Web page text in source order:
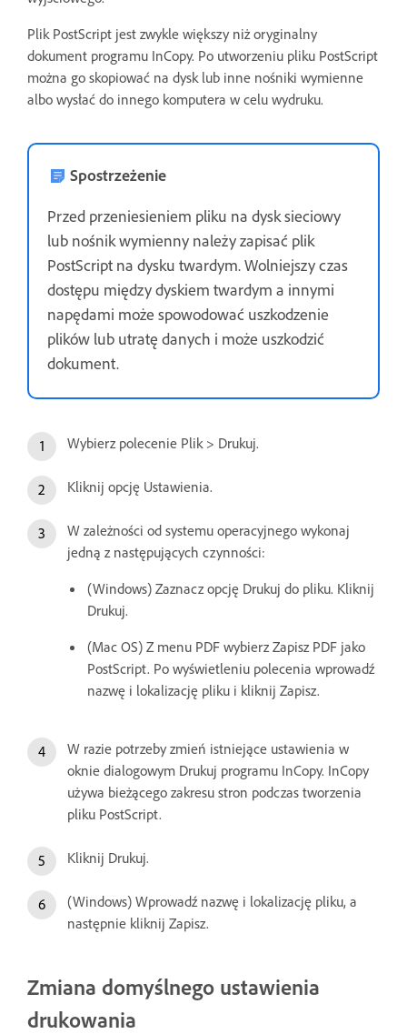
Plik PostScript jest zwykle większy niż oryginalny
dokument programu InCopy. Po utworzeniu pliku PostScript
można go skopiować na dysk lub inne nośniki wymienne
albo wysłać do innego komputera w celu wydruku.
Spostrzeżenie
Przed przeniesieniem pliku na dysk sieciowy
lub nośnik wymienny należy zapisać plik
PostScript na dysku twardym. Wolniejszy czas
dostępu między dyskiem twardym a innymi
napędami może spowodować uszkodzenie
plików lub utratę danych i może uszkodzić
dokument.
Wybierz polecenie Plik > Drukuj.
Kliknij opcję Ustawienia.
W zależności od systemu operacyjnego wykonaj
jedną z następujących czynności:
(Windows) Zaznacz opcję Drukuj do pliku. Kliknij
Drukuj.
(Mac OS) Z menu PDF wybierz Zapisz PDF jako
PostScript. Po wyświetleniu polecenia wprowadź
nazwę i lokalizację pliku i kliknij Zapisz.
W razie potrzeby zmień istniejące ustawienia w
oknie dialogowym Drukuj programu InCopy. InCopy
używa bieżącego zakresu stron podczas tworzenia
pliku PostScript.
Kliknij Drukuj.
(Windows) Wprowadź nazwę i lokalizację pliku, a
następnie kliknij Zapisz.
Zmiana domyślnego ustawienia
drukowania